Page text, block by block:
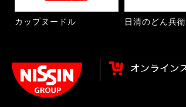
カップヌードル 日清のどん兵衛